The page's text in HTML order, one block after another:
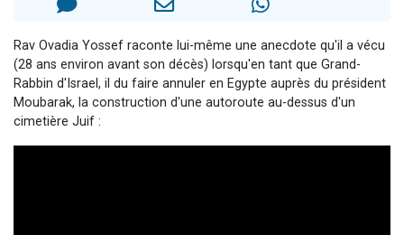
Il reste 49 places pour étudier en groupe sur Zoom
12 nouvelles musiques dans Torah-Box Music
3 personnes viennent de nous rejoindre sur WhatsApp
2 personnes viennent de nous rejoindre sur WhatsApp
Rav Ovadia Yossef raconte lui-même une anecdote qu'il a vécu
(28 ans environ avant son décès) lorsqu'en tant que Grand-
Rabbin d'Israel, il du faire annuler en Egypte auprès du président
Moubarak, la construction d'une autoroute au-dessus d'un
cimetière Juif :